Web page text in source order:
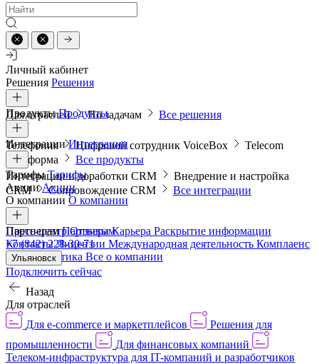
Личный кабинет
Решения Решения
Для отраслей По задачам Все решения
ПродуктыПродукты
Телефония Цифровой сотрудник VoiceBox
Telecom
платформа
Все продукты
ИнтеграцииИнтеграции
Интеграции и доработки CRM
Внедрение и настройка
CRM
Сопровождение CRM Все интеграции
ТарифыТарифы
АкцииАкции
О компании О компании
Пресс-центрОтзывыКарьера Раскрытие информации
КонтактыЛицензии Международная деятельность Комплаенс
и деловая этика Все о компании
ПартнерамПартнерам
+7 (842) 228-30-71
Ульяновск
Подключить сейчас
Назад
Для отраслей
Для e-commerce и маркетплейсов
Решения для
промышленности
Для финансовых компаний
Телеком-инфраструктура для IT-компаний и разработчиков